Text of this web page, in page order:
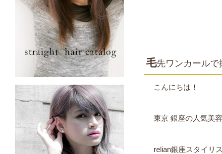
毛先ワンカール
こんにちは！
東京 銀座の人気美
relian銀座スタイリ